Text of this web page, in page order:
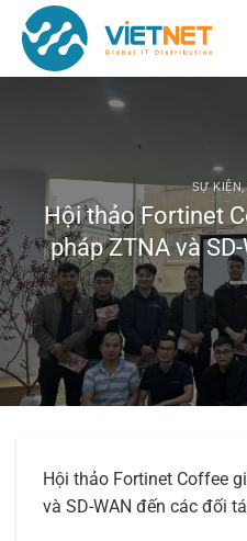
Chuyển
đến
SỰ KIỆN
Hội thảo Fortinet
pháp ZTNA và
Hội thảo Fortinet Coffee
và SD-WAN đến các đối